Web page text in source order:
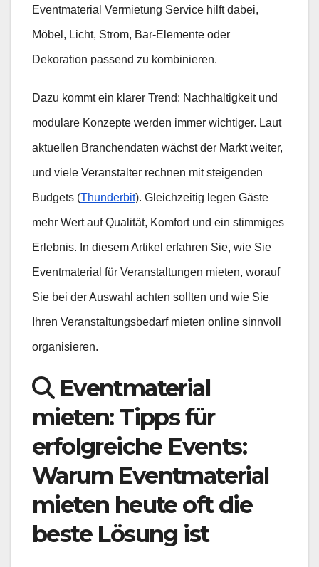
Eventmaterial Vermietung Service hilft dabei,
Möbel, Licht, Strom, Bar-Elemente oder
Dekoration passend zu kombinieren.
Dazu kommt ein klarer Trend: Nachhaltigkeit und
modulare Konzepte werden immer wichtiger. Laut
aktuellen Branchendaten wächst der Markt weiter,
und viele Veranstalter rechnen mit steigenden
Budgets (Thunderbit). Gleichzeitig legen Gäste
mehr Wert auf Qualität, Komfort und ein stimmiges
Erlebnis. In diesem Artikel erfahren Sie, wie Sie
Eventmaterial für Veranstaltungen mieten, worauf
Sie bei der Auswahl achten sollten und wie Sie
Ihren Veranstaltungsbedarf mieten online sinnvoll
organisieren.
Eventmaterial
mieten: Tipps für
erfolgreiche Events:
Warum Eventmaterial
mieten heute oft die
beste Lösung ist